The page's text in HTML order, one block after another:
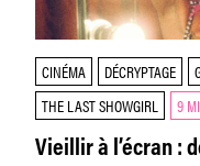
CINÉMA DÉCRYPTAGE
THE LAST SHOWGIRL
9
Vieillir à l’écran :